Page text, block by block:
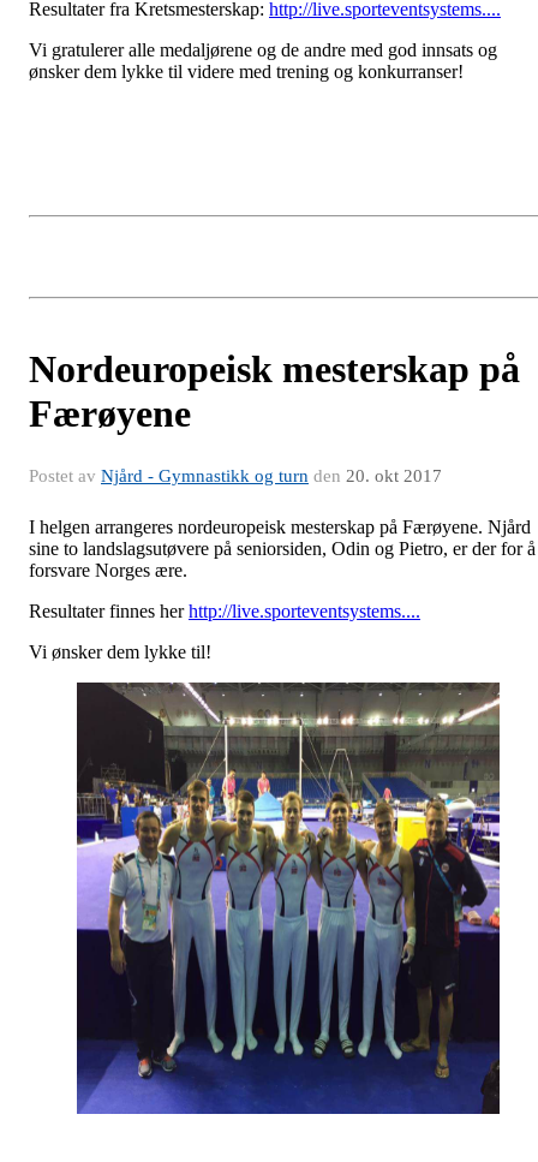
Resultater fra Kretsmesterskap: http://live.sporteventsystems....
Vi gratulerer alle medaljørene og de andre med god innsats og
ønsker dem lykke til videre med trening og konkurranser!
Nordeuropeisk mesterskap på
Færøyene
Postet av Njård - Gymnastikk og turn den 20. okt 2017
I helgen arrangeres nordeuropeisk mesterskap på Færøyene. Njård
sine to landslagsutøvere på seniorsiden, Odin og Pietro, er der for å
forsvare Norges ære.
Resultater finnes herhttp://live.sporteventsystems....
Vi ønsker dem lykke til!